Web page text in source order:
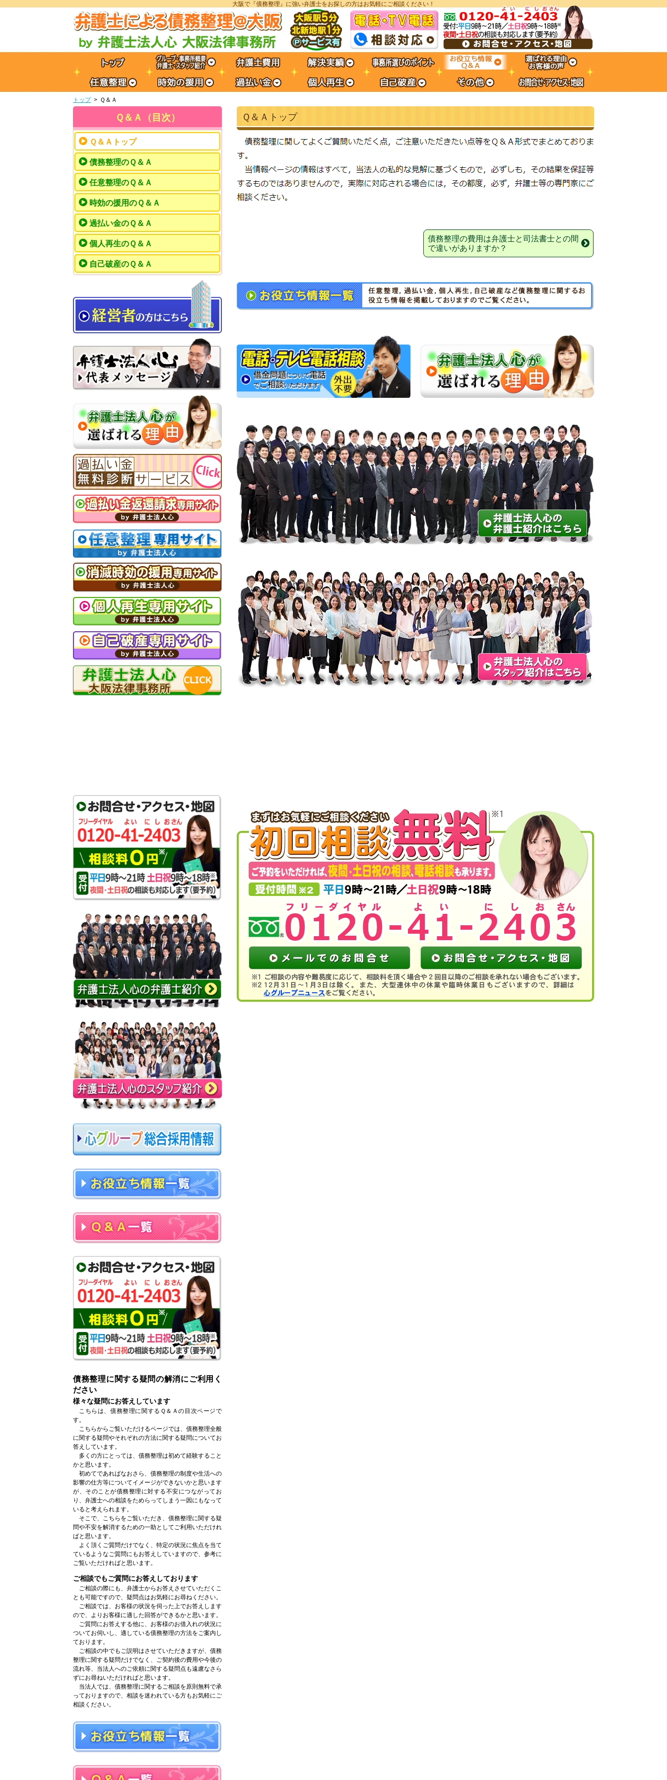
大阪で『債務整理』に強い弁護士をお探しの方はお気軽にご相談ください！
トップ Ｑ＆Ａ
Ｑ＆Ａトップ
債務整理の費用は弁護士と司法書士との間
で違いがありますか？
Ｑ＆Ａ（目次）
Ｑ＆Ａトップ
債務整理のＱ＆Ａ
任意整理のＱ＆Ａ
時効の援用のＱ＆Ａ
過払い金のＱ＆Ａ
個人再生のＱ＆Ａ
自己破産のＱ＆Ａ
債務整理に関する疑問の解消にご利用く
ださい
様々な疑問にお答えしています
こちらは、債務整理に関するＱ＆Ａの目次ページで
す。
こちらからご覧いただけるページでは、債務整理全般
に関する疑問やそれぞれの方法に関する疑問についてお
答えしています。
多くの方にとっては、債務整理は初めて経験すること
かと思います。
初めてであればなおさら、債務整理の制度や生活への
影響の仕方等についてイメージができないかと思います
が、そのことが債務整理に対する不安につながってお
り、弁護士への相談をためらってしまう一因にもなって
いると考えられます。
そこで、こちらをご覧いただき、債務整理に関する疑
問や不安を解消するための一助としてご利用いただけれ
ばと思います。
よく頂くご質問だけでなく、特定の状況に焦点を当て
ているようなご質問にもお答えしていますので、参考に
ご覧いただければと思います。
ご相談でもご質問にお答えしております
ご相談の際にも、弁護士からお答えさせていただくこ
とも可能ですので、疑問点はお気軽にお尋ねください。
ご相談では、お客様の状況を伺った上でお答えします
ので、よりお客様に適した回答ができるかと思います。
ご質問にお答えする他に、お客様のお借入れの状況に
ついてお伺いし、適している債務整理の方法をご案内し
ております。
ご相談の中でもご説明はさせていただきますが、債務
整理に関する疑問だけでなく、ご契約後の費用や今後の
流れ等、当法人へのご依頼に関する疑問点も遠慮なさら
ずにお尋ねいただければと思います。
当法人では、債務整理に関するご相談を原則無料で承
っておりますので、相談を迷われている方もお気軽にご
相談ください。